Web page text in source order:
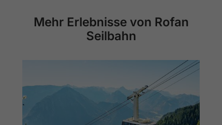
Mehr Erlebnisse von Rofan
Seilbahn